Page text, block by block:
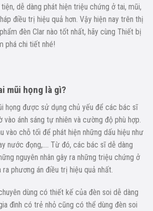
dễ dàng phát hiện triệu chứng ở tai, mũi,
điều trị hiệu quả hơn. Vậy hiện nay trên thị
đèn Clar nào tốt nhất, hãy cùng Thiết bị
phá chi tiết nhé!
mũi họng là gì?
họng được sử dụng chủ yếu để các bác sĩ
vào ánh sáng tự nhiên và cường độ phù hợp.
vào chỗ tối để phát hiện những dấu hiệu như
nước đọng,…. Từ đó, các bác sĩ dễ dàng
nguyên nhân gây ra những triệu chứng ở
phương án điều trị hiệu quả nhất.
dùng có thiết kế của đèn soi dễ dàng
đình có trẻ nhỏ cũng có thể dùng đèn soi